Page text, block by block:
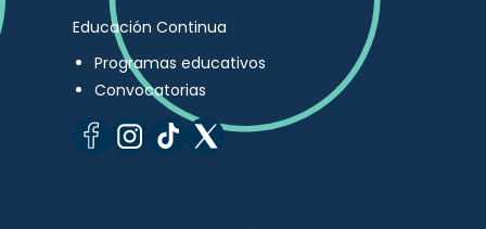
Educación Continua
Programas educativos
Convocatorias